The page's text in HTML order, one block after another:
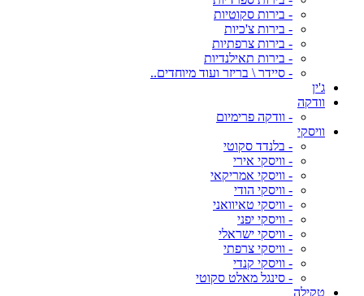
- בירות סקוטיות
- בירות צ'כיות
- בירות צרפתיות
- בירות תאילנדיות
- סיידר \ בריזר ועוד מיוחדים..
ג'ין
וודקה
- וודקה פרימיום
וויסקי
- בלנדד סקוטי
- וויסקי אירי
- וויסקי אמריקאי
- וויסקי הודי
- וויסקי טאיוואני
- וויסקי יפני
- וויסקי ישראלי
- וויסקי צרפתי
- וויסקי קנדי
- סינגל מאלט סקוטי
טקילה